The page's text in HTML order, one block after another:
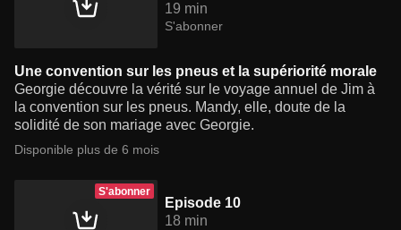
19 min
S'abonner
Une convention sur les pneus et la supériorité morale
Georgie découvre la vérité sur le voyage annuel de Jim à
la convention sur les pneus. Mandy, elle, doute de la
solidité de son mariage avec Georgie.
Disponible plus de 6 mois
S'abonner
Episode 10
18 min